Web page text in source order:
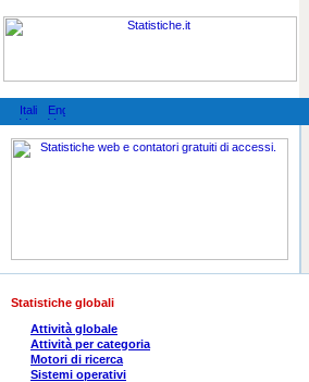
Statistiche globali
Attività globale
Attività per categoria
Motori di ricerca
Sistemi operativi